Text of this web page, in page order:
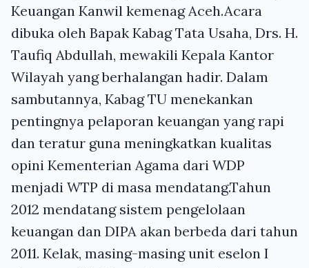
Keuangan Kanwil kemenag Aceh.Acara
dibuka oleh Bapak Kabag Tata Usaha, Drs. H.
Taufiq Abdullah, mewakili Kepala Kantor
Wilayah yang berhalangan hadir. Dalam
sambutannya, Kabag TU menekankan
pentingnya pelaporan keuangan yang rapi
dan teratur guna meningkatkan kualitas
opini Kementerian Agama dari WDP
menjadi WTP di masa mendatang.Tahun
2012 mendatang sistem pengelolaan
keuangan dan DIPA akan berbeda dari tahun
2011. Kelak, masing-masing unit eselon I